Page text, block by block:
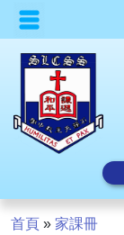
首頁 » 家課冊